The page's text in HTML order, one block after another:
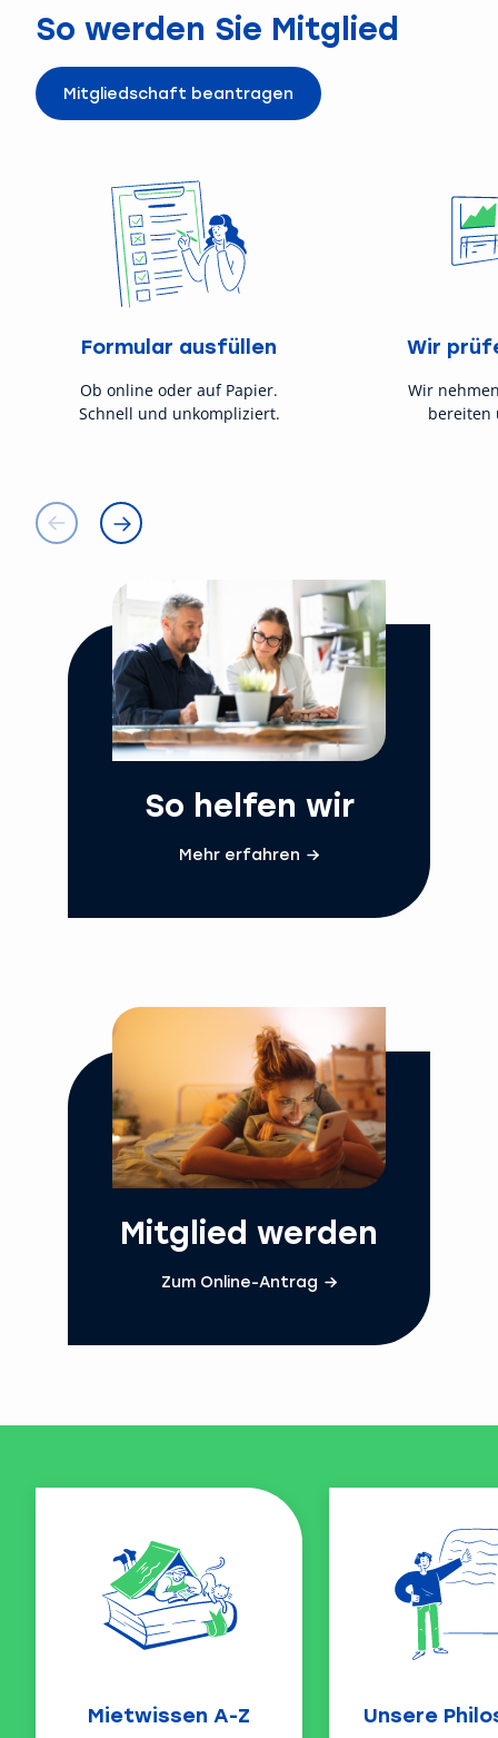
So werden Sie Mitglied
Mitgliedschaft beantragen
Formular ausfüllen
Ob online oder auf Papier.
Schnell und unkompliziert.
Wir
Wir
bereiten
So helfen wir
Mehr erfahren
Mitglied werden
Zum Online-Antrag
Mietwissen A-Z Unsere